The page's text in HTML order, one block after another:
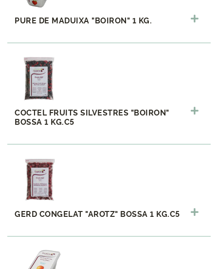
PURE DE MADUIXA "BOIRON" 1 KG.
COCTEL FRUITS SILVESTRES "BOIRON"
BOSSA 1 KG.C5
GERD CONGELAT "AROTZ" BOSSA 1 KG.C5